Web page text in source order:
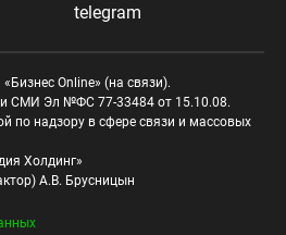
telegram
Online» (на связи).
СМИ Эл №ФС 77-33484 от 15.10.08.
по надзору в сфере связи и массовых
Холдинг»
А.В. Брусницын